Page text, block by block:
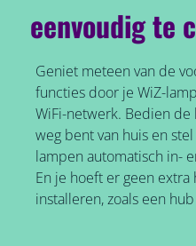
eenvoudig te
Geniet meteen van de
functies door je WiZ-
WiFi-netwerk. Bedien
weg bent van huis en
lampen automatisch in-
En je hoeft er geen
installeren, zoals een